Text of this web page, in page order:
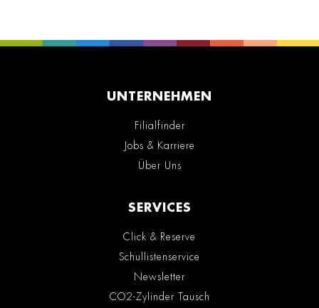
UNTERNEHMEN
Filialfinder
Jobs & Karriere
Über Uns
SERVICES
Click & Reserve
Schullistenservice
Newsletter
CO2-Zylinder Tausch